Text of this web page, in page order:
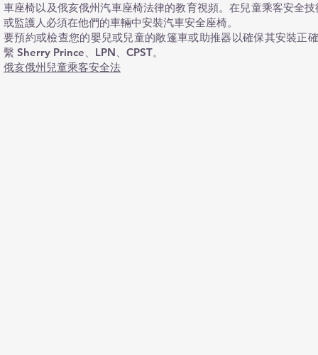
車座椅以及俄亥俄州汽車座椅法律的教育視頻。在兒童乘客安全
或監護人必須在他們的車輛中安裝汽車安全座椅。
要預約或檢查您的嬰兒或兒童的敞篷車或助推器以確保其安裝正
繫 Sherry Prince、LPN、CPST。
俄亥俄州兒童乘客安全法